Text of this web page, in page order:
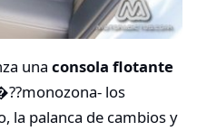
una consola flotante
los
la palanca de cambios y